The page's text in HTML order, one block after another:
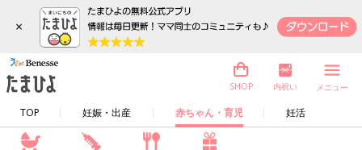
×
TOP 妊娠・出産 赤ちゃん・育児 妊活
SHOP 内祝い メニュー